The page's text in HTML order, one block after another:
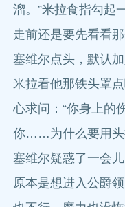
溜。”米拉食指勾起
走前还是要先看看
塞维尔点头，默认加
米拉看他那铁头罩
心求问：“你身上的
你……为什么要用头
塞维尔疑惑了一会
原本是想进入公爵